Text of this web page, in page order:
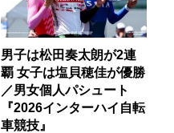
男子は松田奏太朗が2連
覇 女子は塩貝穂佳が優勝
／男女個人パシュート
『2026インターハイ自転
車競技』